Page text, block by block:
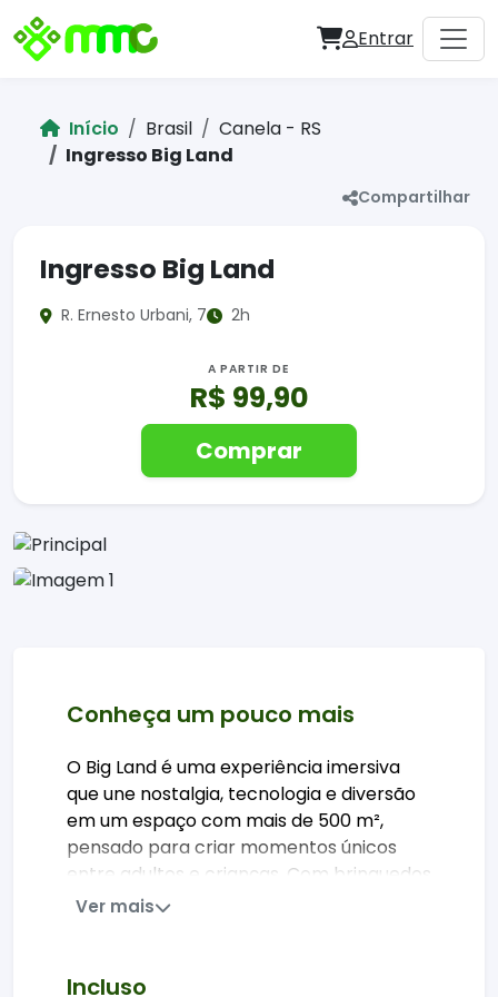
Entrar
Início Brasil
Canela - RS
Ingresso Big Land
Compartilhar
Ingresso Big Land
R. Ernesto Urbani, 7 2h
A PARTIR DE
R$ 99,90
Comprar
Conheça um pouco mais
O Big Land é uma experiência imersiva
que une nostalgia, tecnologia e diversão
em um espaço com mais de 500 m²,
pensado para criar momentos únicos
entre adultos e crianças. Com brinquedos
clássicos em versões gigantes e atrações
família na Serra Gaúcha.
Ver mais
Incluso